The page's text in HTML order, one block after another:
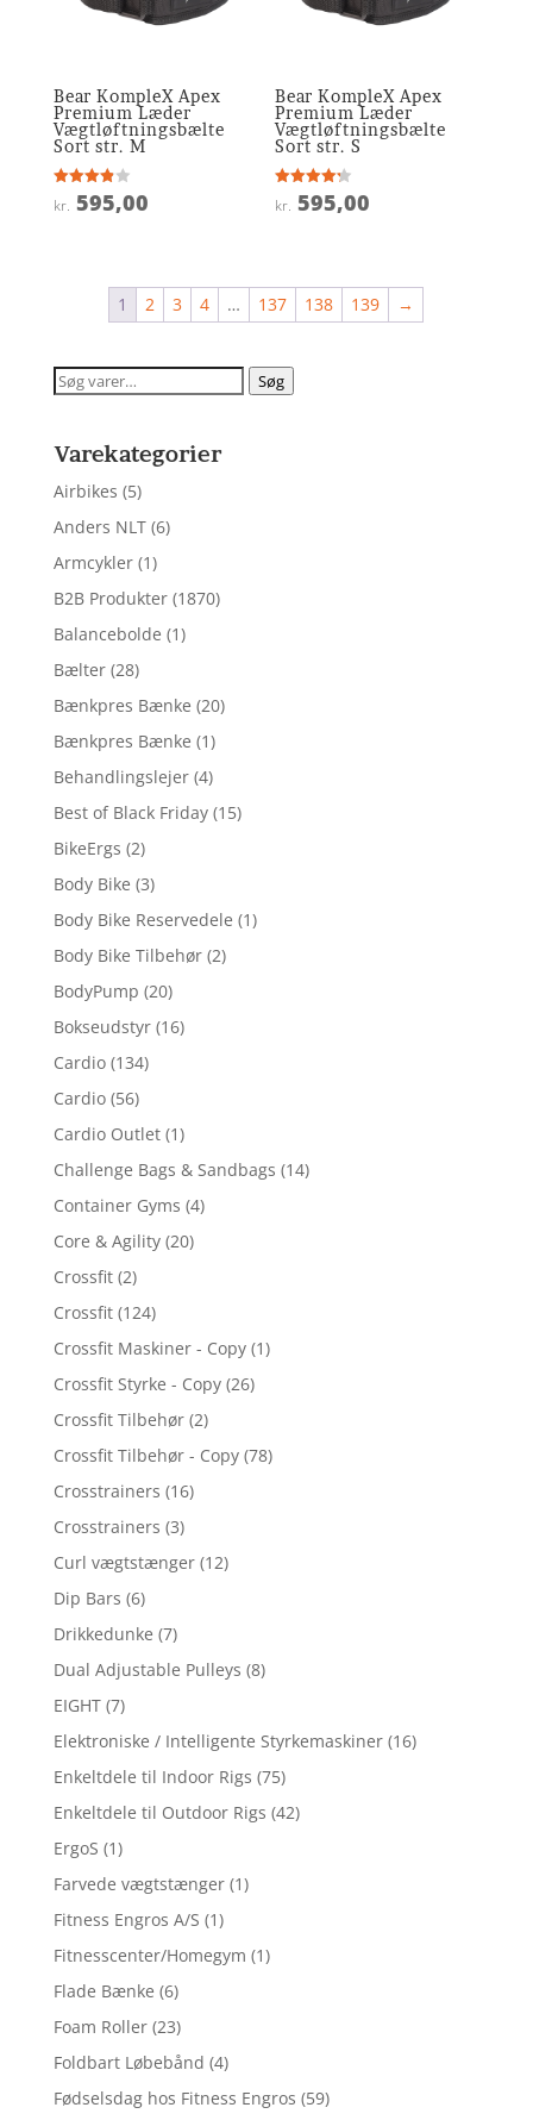
Bear KompleX Apex
Premium Læder
Vægtløftningsbælte
Sort str. M
Vurderet
3.9
kr. 595,00
Bear KompleX Apex
Premium Læder
Vægtløftningsbælte
Sort str. S
Vurderet
4.2
kr. 595,00
1 2 3 4 … 137 138 139 →
Søg
Søg
Varekategorier
Airbikes (5)
Anders NLT (6)
Armcykler (1)
B2B Produkter (1870)
Balancebolde (1)
Bælter (28)
Bænkpres Bænke (20)
Bænkpres Bænke (1)
Behandlingslejer (4)
Best of Black Friday (15)
BikeErgs (2)
Body Bike (3)
Body Bike Reservedele (1)
Body Bike Tilbehør (2)
BodyPump (20)
Bokseudstyr (16)
Cardio (134)
Cardio (56)
Cardio Outlet (1)
Challenge Bags & Sandbags (14)
Container Gyms (4)
Core & Agility (20)
Crossfit (2)
Crossfit (124)
Crossfit Maskiner - Copy (1)
Crossfit Styrke - Copy (26)
Crossfit Tilbehør (2)
Crossfit Tilbehør - Copy (78)
Crosstrainers (16)
Crosstrainers (3)
Curl vægtstænger (12)
Dip Bars (6)
Drikkedunke (7)
Dual Adjustable Pulleys (8)
EIGHT (7)
Elektroniske / Intelligente Styrkemaskiner (16)
Enkeltdele til Indoor Rigs (75)
Enkeltdele til Outdoor Rigs (42)
ErgoS (1)
Farvede vægtstænger (1)
Fitness Engros A/S (1)
Fitnesscenter/Homegym (1)
Flade Bænke (6)
Foam Roller (23)
Foldbart Løbebånd (4)
Fødselsdag hos Fitness Engros (59)